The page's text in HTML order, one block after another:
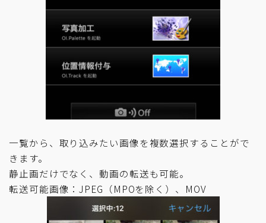
一覧から、取り込みたい画像を複数選択することがで
きます。
静止画だけでなく、動画の転送も可能。
転送可能画像：JPEG（MPOを除く）、MOV